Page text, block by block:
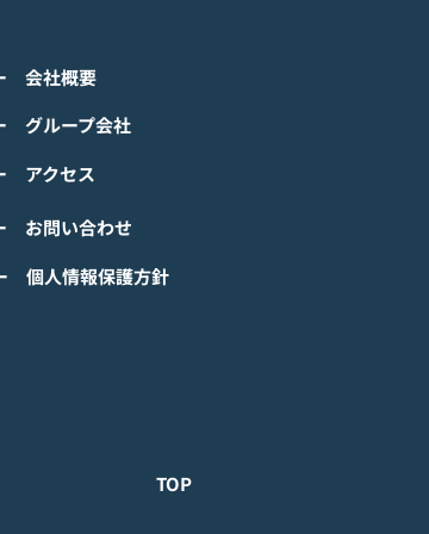
？』<span
span>グロ
ご確認くださ
プレスリリ
ション 『ぼの
事前登録受
会社概要
グループ会社
アクセス
お問い合わせ
個人情報保護方針
TOP